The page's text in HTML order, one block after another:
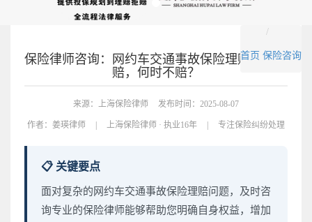
首页 保险咨询
保险律师咨询：网约车交通事故保险理赔，何时
赔，何时不赔？
来源：上海保险律师 发布时间：2025-08-07
作者： 姜瑛律师 | 上海保险律师 · 执业16年 | 专注保险纠纷处理
📋 关键要点
面对复杂的网约车交通事故保险理赔问题，及时咨
询专业的保险律师能够帮助您明确自身权益，增加